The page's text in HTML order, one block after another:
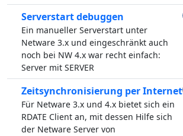
Serverstart debuggen
Ein manueller Serverstart unter
Netware 3.x und eingeschränkt auch
noch bei NW 4.x war recht einfach:
Server mit SERVER
Zeitsynchronisierung per Internet
Für Netware 3.x und 4.x bietet sich ein
RDATE Client an, mit dessen Hilfe sich
der Netware Server von